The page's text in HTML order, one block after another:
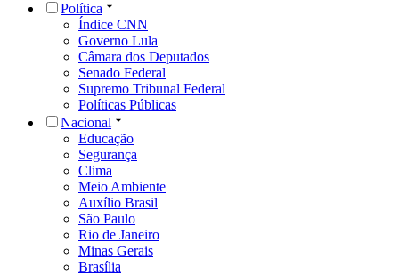
Política
Índice CNN
Governo Lula
Câmara dos Deputados
Senado Federal
Supremo Tribunal Federal
Políticas Públicas
Nacional
Educação
Segurança
Clima
Meio Ambiente
Auxílio Brasil
São Paulo
Rio de Janeiro
Minas Gerais
Brasília